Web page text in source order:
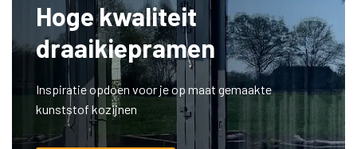
Hoge kwaliteit
draaikiepramen
Inspiratie opdoen voor je op maat gemaakte
kunststof kozijnen